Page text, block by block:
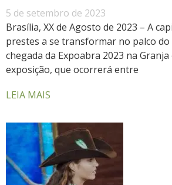
5 de setembro de 2023
Brasília, XX de Agosto de 2023 – A
prestes a se transformar no palco
chegada da Expoabra 2023 na
exposição, que ocorrerá entre
LEIA MAIS